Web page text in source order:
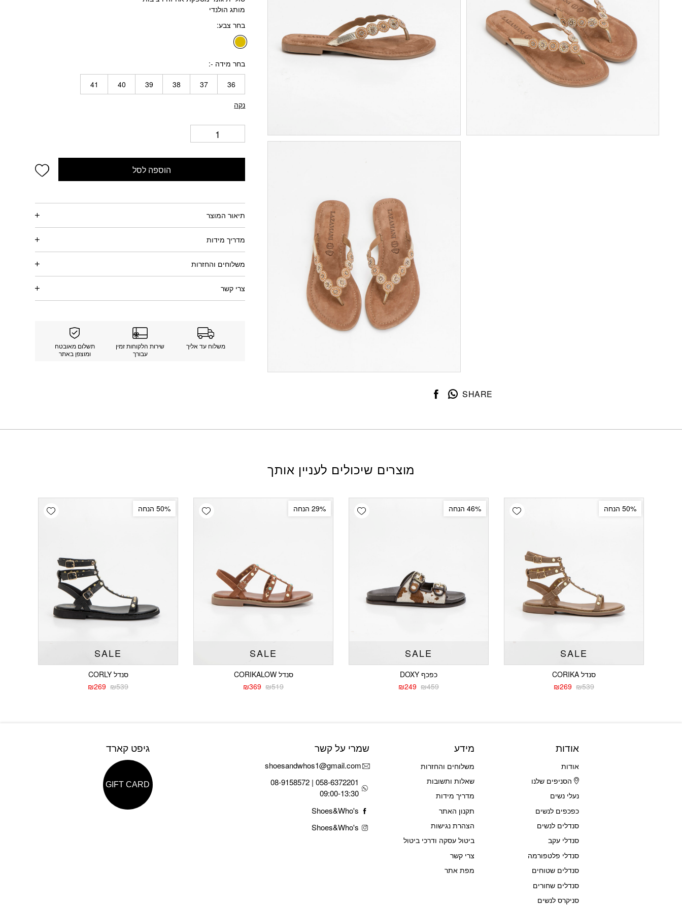
מותג הולנדי
בחר צבע
בחר מידה -
36
37
38
39
40
41
נקה
הוספה לסל
תיאור המוצר
מדריך מידות
משלוחים והחזרות
צרי קשר
משלוח עד אליך
שירות הלקוחות זמין
עבורך
תשלום מאובטח
ומוצפן באתר
SHARE
מוצרים שיכולים לעניין אותך
Add wishlist 50% הנחה
SALE
סנדל CORIKA
₪539
המחיר
₪269
המחיר
Add wishlist 46% הנחה
SALE
כפכף DOXY
₪459
המחיר
₪249
המחיר
Add wishlist 29% הנחה
SALE
סנדל CORIKALOW
₪519
המחיר
₪369
המחיר
Add wishlist 50% הנחה
SALE
סנדל CORLY
₪539
המחיר
₪269
המחיר
אודות
אודות
הסניפים שלנו
נעלי נשים
כפכפים לנשים
סנדלים לנשים
סנדלי עקב
סנדלי פלטפורמה
סנדלים שטוחים
סנדלים שחורים
סניקרס לנשים
מידע
משלוחים והחזרות
שאלות ותשובות
מדריך מידות
תקנון האתר
הצהרת נגישות
ביטול עסקה ודרכי ביטול
צרי קשר
מפת אתר
שמרי על קשר
shoesandwhos1@gmail.com
058-6372201 | 08-9158572
09:00-13:30
Shoes&Who's
Shoes&Who's
גיפט קארד
GIFT CARD